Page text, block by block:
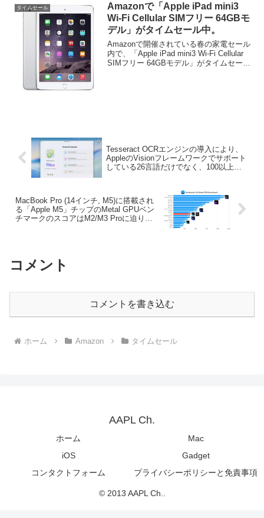
タイムセール
Amazonで「Apple iPad mini3
Wi-Fi Cellular SIMフリー 64GBモ
デル」がタイムセール中。
Amazonで開催されている春の家電セール
内で、「Apple iPad mini3 Wi-Fi Cellular
SIMフリー 64GBモデル」がタイムセール
Tesseract OCRエンジンの導入により、
AppleのVisionフレームワークでサポート
している26言語だけでなく、100以上の
MacBook Pro (14インチ, M5)に搭載され
る「Apple M5」チップのMetal GPUベン
チマークのスコアはM2/M3 Proに迫り、
コメント
コメントを書き込む
ホーム Amazon タイムセール
AAPL Ch.
ホーム
Mac
iOS
Gadget
コンタクトフォーム
プライバシーポリシーと免責事項
© 2013 AAPL Ch..